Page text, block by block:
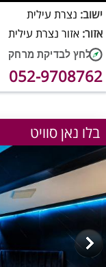
ישוב: נצרת עילית
אזור: אזור נצרת עילית
052-9708762
בלו נאן סוויט